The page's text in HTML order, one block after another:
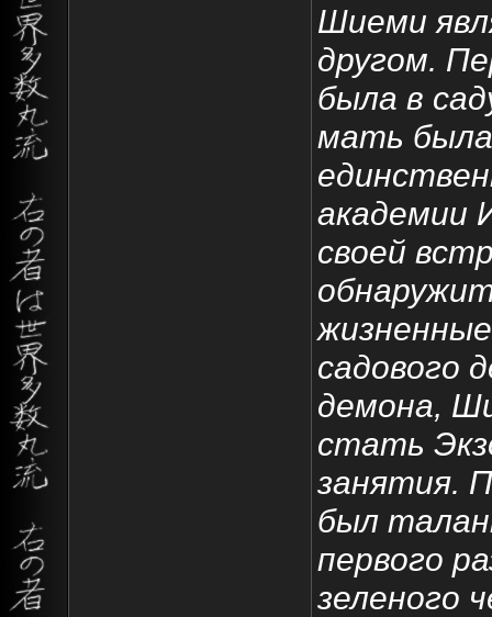
Шиеми
другом.
была в
мать была
академии
своей
садового
демона,
стать
занятия.
был
первого
зеленого